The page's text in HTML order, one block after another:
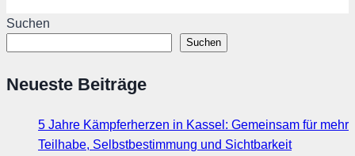
Suchen
Suchen
Neueste Beiträge
5 Jahre Kämpferherzen in Kassel: Gemeinsam für mehr
Teilhabe, Selbstbestimmung und Sichtbarkeit